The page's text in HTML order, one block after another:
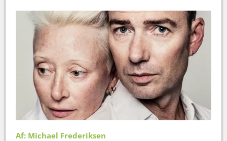
Af: Michael Frederiksen